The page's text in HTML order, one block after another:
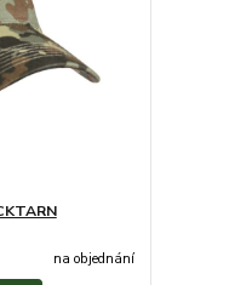
na objednání